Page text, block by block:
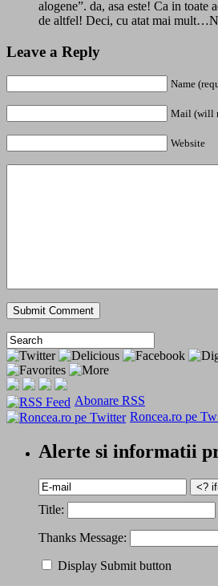
alogene”. da, asa este! Ca in toate
de altfel! Deci, cu atat mai
Leave a Reply
Name
Mail (will
Website
Abonare RSS
Roncea.ro pe
Alerte si informatii
Title:
Thanks Message:
Display Submit button